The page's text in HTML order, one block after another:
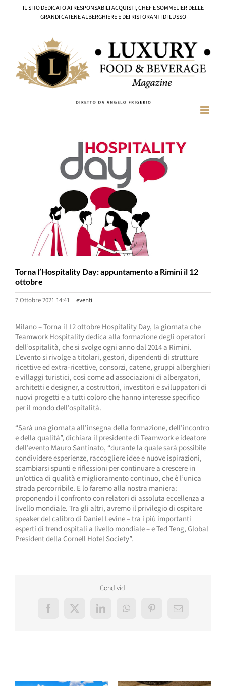
IL SITO DEDICATO AI RESPONSABILI ACQUISTI, CHEF E SOMMELIER DELLE
GRANDI CATENE ALBERGHIERE E DEI RISTORANTI DI LUSSO
Torna l’Hospitality Day: appuntamento a Rimini il 12
ottobre
7 Ottobre 2021 14:41 | eventi
Milano – Torna il 12 ottobre Hospitality Day, la giornata che
Teamwork Hospitality dedica alla formazione degli operatori
dell’ospitalità, che si svolge ogni anno dal 2014 a Rimini.
L’evento si rivolge a titolari, gestori, dipendenti di strutture
ricettive ed extra-ricettive, consorzi, catene, gruppi alberghieri
e villaggi turistici, così come ad associazioni di albergatori,
architetti e designer, a costruttori, investitori e sviluppatori di
nuovi progetti e a tutti coloro che hanno interesse specifico
per il mondo dell’ospitalità.
“Sarà una giornata all’insegna della formazione, dell’incontro
e della qualità”, dichiara il presidente di Teamwork e ideatore
dell’evento Mauro Santinato, “durante la quale sarà possibile
condividere esperienze, raccogliere idee e nuove ispirazioni,
scambiarsi spunti e riflessioni per continuare a crescere in
un’ottica di qualità e miglioramento continuo, che è l’unica
strada percorribile. E lo faremo alla nostra maniera:
proponendo il confronto con relatori di assoluta eccellenza a
livello mondiale. Tra gli altri, avremo il privilegio di ospitare
speaker del calibro di Daniel Levine – tra i più importanti
esperti di trend ospitali a livello mondiale – e Ted Teng, Global
President della Cornell Hotel Society”.
Condividi
Facebook
X LinkedInWhatsAppPinterestEmail